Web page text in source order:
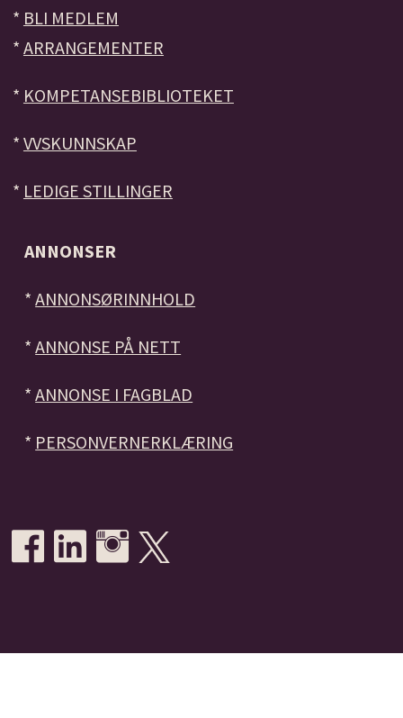
* BLI MEDLEM
* ARRANGEMENTER
* KOMPETANSEBIBLIOTEKET
* VVSKUNNSKAP
* LEDIGE STILLINGER
ANNONSER
*ANNONSØRINNHOLD
*ANNONSE PÅ NETT
*ANNONSE I FAGBLAD
* PERSONVERNERKLÆRING